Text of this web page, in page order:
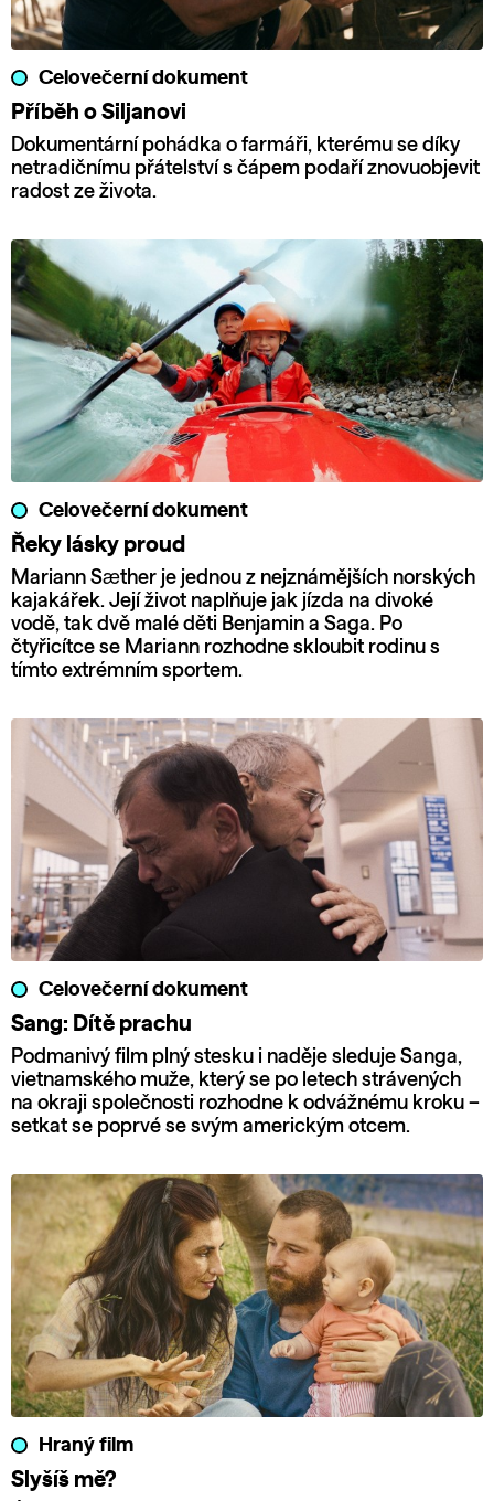
Celovečerní dokument
Příběh o Siljanovi
Dokumentární pohádka o farmáři, kterému se díky
netradičnímu přátelství s čápem podaří znovuobjevit
radost ze života.
Celovečerní dokument
Řeky lásky proud
Mariann Sæther je jednou z nejznámějších norských
kajakářek. Její život naplňuje jak jízda na divoké
vodě, tak dvě malé děti Benjamin a Saga. Po
čtyřicítce se Mariann rozhodne skloubit rodinu s
tímto extrémním sportem.
Celovečerní dokument
Sang: Dítě prachu
Podmanivý film plný stesku i naděje sleduje Sanga,
vietnamského muže, který se po letech strávených
na okraji společnosti rozhodne k odvážnému kroku –
setkat se poprvé se svým americkým otcem.
Hraný film
Slyšíš mě?